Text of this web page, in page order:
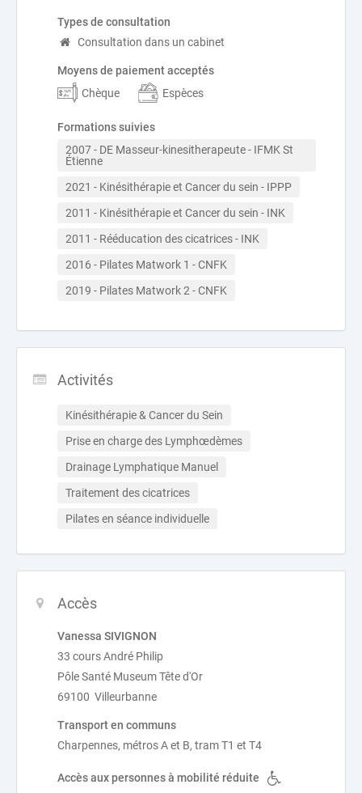
Types de consultation
Consultation dans un cabinet
Moyens de paiement acceptés
Chèque
Espèces
Formations suivies
2007 - DE Masseur-kinesitherapeute - IFMK St
Étienne
2021 - Kinésithérapie et Cancer du sein - IPPP
2011 - Kinésithérapie et Cancer du sein - INK
2011 - Rééducation des cicatrices - INK
2016 - Pilates Matwork 1 - CNFK
2019 - Pilates Matwork 2 - CNFK
Activités
Kinésithérapie & Cancer du Sein
Prise en charge des Lymphœdèmes
Drainage Lymphatique Manuel
Traitement des cicatrices
Pilates en séance individuelle
Accès
Vanessa SIVIGNON
33 cours André Philip
Pôle Santé Museum Tête d'Or
69100 Villeurbanne
Transport en communs
Charpennes, métros A et B, tram T1 et T4
Accès aux personnes à mobilité réduite